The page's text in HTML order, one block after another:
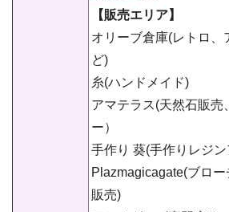
【販売エリア】
オリーブ倉庫(レトロ、
ど)
糸(ハンドメイド)
アマテラス(天然石販売
ー）
手作り 葵(手作りレジ
Plazmagicagate(ブロ
販売)